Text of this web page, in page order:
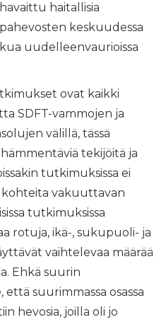
haitallisia
keskuudessa
uudelleenvaurioissa
ovat kaikki
SDFT-vammojen ja
välillä, tässä
tekijöitä ja
tutkimuksissa ei
kohteita vakuuttavan
tutkimuksissa
rotuja, ikä-, sukupuoli- ja
vaihtelevaa määrää
Ehkä suurin
suurimmassa osassa
hevosia, joilla oli jo